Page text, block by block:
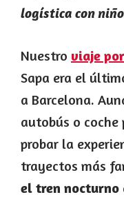
logística con
Nuestro viaje
Sapa era el
a Barcelona.
autobús o
probar la
trayectos más
el tren nocturno